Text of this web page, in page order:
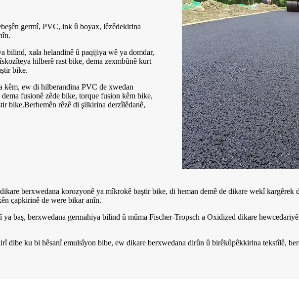
germî, PVC, ink û boyax, lêzêdekirina
bilind, xala helandinê û paqijiya wê ya domdar,
hilberê rast bike, dema zexmbûnê kurt
bike.
kêm, ew di hilberandina PVC de xwedan
fusionê zêde bike, torque fusion kêm bike,
bike.Berhemên rêzê di şilkirina derzîlêdanê,
berxwedana korozyonê ya mîkrokê baştir bike, di heman demê de dikare wekî
çapkirinê de were bikar anîn.
ya baş, berxwedana germahiya bilind û mûma Fischer-Tropsch a Oxidized dikare
dibe ku bi hêsanî emulsîyon bibe, ew dikare berxwedana dirûn û birêkûpêkkirina tekstîlê,